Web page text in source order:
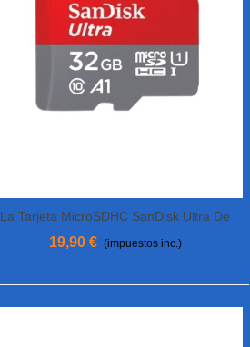
Ver Más
La Tarjeta MicroSDHC SanDisk Ultra De
32 Gb Clase 10
19,90 € (impuestos inc.)